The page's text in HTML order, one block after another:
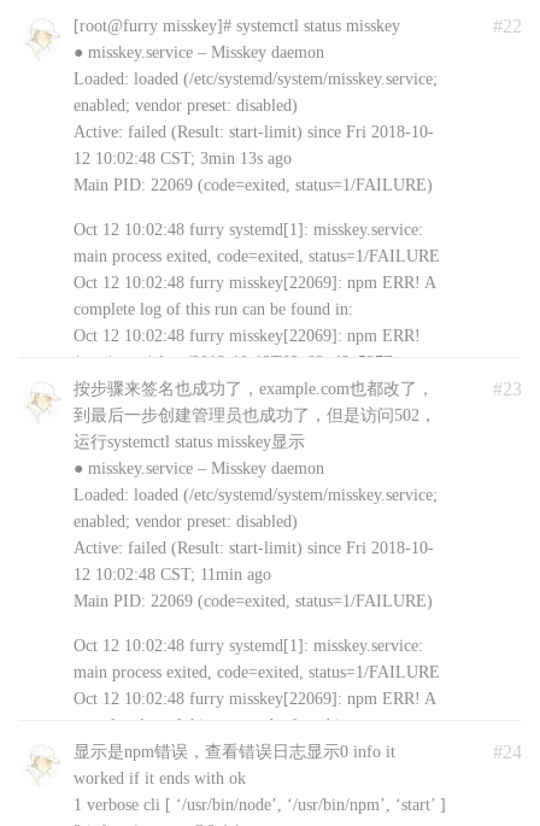
field-initializers]
../src/diskusage_posix.cpp:10:28: warning: missing
initializer for member ‘statvfs::f_ffree’ [-Wmissing-
field-initializers]
../src/diskusage_posix.cpp:10:28: warning: missing
initializer for member ‘statvfs::f_favail’ [-Wmissing-
field-initializers]
initializer for member ‘statvfs::f_fsid’ [-Wmissing-
field-initializers]
../src/diskusage_posix.cpp:10:28: warning: missing
initializer for member ‘statvfs::f_flag’ [-Wmissing-
field-initializers]
../src/diskusage_posix.cpp:10:28: warning: missing
initializer for member ‘statvfs::f_namemax’ [-
Wmissing-field-initializers]
../src/diskusage_posix.cpp:10:28: warning: missing
initializer for member ‘statvfs::__f_spare’ [-Wmissing-
field-initializers]
SOLINK_MODULE(target)
Release/obj.target/diskusage.node
COPY Release/diskusage.node
make: Leaving directory
YuGer 8年前 (2018-10-12)
Google Chrome 69.0.3497.100
Windows 10 x64 Edition
回复
fsevents@1.2.4: wanted {“os”:”darwin”,”arch”:”any”}
(current: {“os”:”linux”,”arch”:”x64″})
YuGer 8年前 (2018-10-12)
Google Chrome 69.0.3497.100
Windows 10 x64 Edition
回复
#22
[root@furry misskey]# systemctl status misskey
● misskey.service – Misskey daemon
Loaded: loaded (/etc/systemd/system/misskey.service;
enabled; vendor preset: disabled)
Active: failed (Result: start-limit) since Fri 2018-10-
12 10:02:48 CST; 3min 13s ago
Main PID: 22069 (code=exited, status=1/FAILURE)
Oct 12 10:02:48 furry systemd[1]: misskey.service:
main process exited, code=exited, status=1/FAILURE
Oct 12 10:02:48 furry misskey[22069]: npm ERR! A
complete log of this run can be found in:
Oct 12 10:02:48 furry misskey[22069]: npm ERR!
/root/.npm/_logs/2018-10-12T02_02_48_527Z-
debug.log
Oct 12 10:02:48 furry systemd[1]: Unit
misskey.service entered failed state.
Oct 12 10:02:48 furry systemd[1]: misskey.service
failed.
Oct 12 10:02:48 furry systemd[1]: misskey.service
holdoff time over, scheduling restart.
Oct 12 10:02:48 furry systemd[1]: start request
repeated too quickly for misskey.service
Misskey daemon.
Oct 12 10:02:48 furry systemd[1]: Unit
misskey.service entered failed state.
failed.
YuGer 8年前 (2018-10-12)
Windows 10 x64 Edition
回复
#23
按步骤来签名也成功了，example.com也都改了，
到最后一步创建管理员也成功了，但是访问502，
运行systemctl status misskey显示
● misskey.service – Misskey daemon
Loaded: loaded (/etc/systemd/system/misskey.service;
enabled; vendor preset: disabled)
Active: failed (Result: start-limit) since Fri 2018-10-
12 10:02:48 CST; 11min ago
Main PID: 22069 (code=exited, status=1/FAILURE)
Oct 12 10:02:48 furry systemd[1]: misskey.service:
main process exited, code=exited, status=1/FAILURE
Oct 12 10:02:48 furry misskey[22069]: npm ERR! A
complete log of this run can be found in:
Oct 12 10:02:48 furry misskey[22069]: npm ERR!
/root/.npm/_logs/2018-10-12T02_02_48_527Z-
debug.log
#24
显示是npm错误，查看错误日志显示0 info it
worked if it ends with ok
1 verbose cli [ ‘/usr/bin/node’, ‘/usr/bin/npm’, ‘start’ ]